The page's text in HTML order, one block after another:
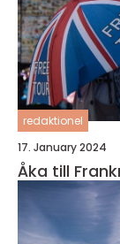
redaktionel
17. January 2024
Åka till